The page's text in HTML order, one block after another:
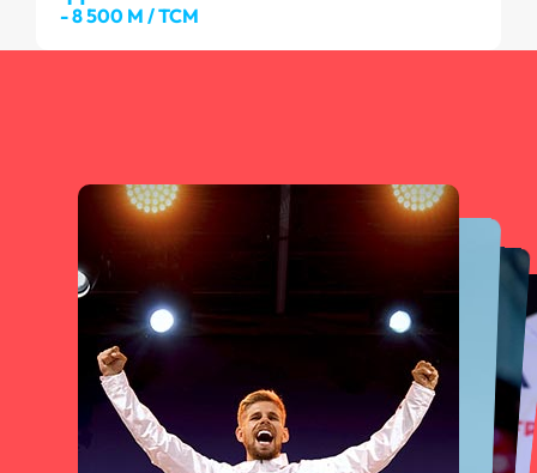
- 8 500 M / TCM